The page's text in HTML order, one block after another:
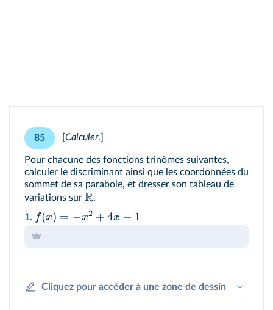
85 Calculer.
Pour chacune des fonctions trinômes suivantes,
calculer le discriminant ainsi que les coordonnées du
sommet de sa parabole, et dresser son tableau de
variations sur R.
1. f(x) = −x2 + 4x − 1
Cliquez pour accéder à une zone de dessin